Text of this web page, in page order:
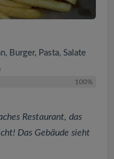
Burger, Pasta, Salate
100%
Restaurant, das
Das Gebäude sieht